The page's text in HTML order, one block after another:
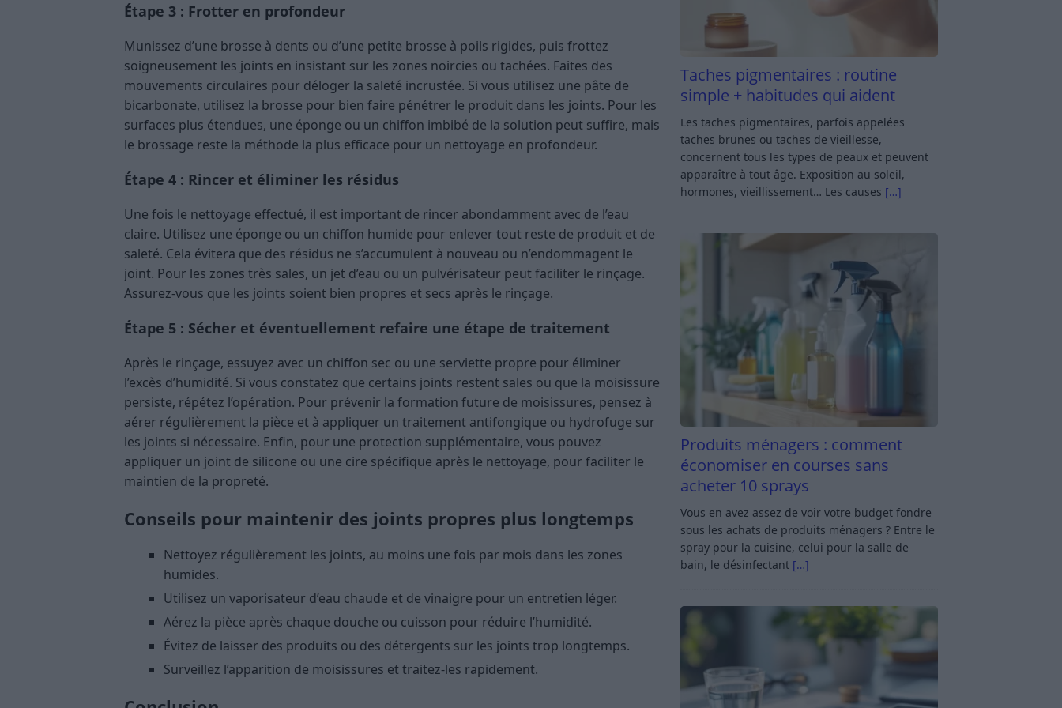
Étape 3 : Frotter en profondeur
Munissez d’une brosse à dents ou d’une petite brosse à poils rigides, puis frottez
soigneusement les joints en insistant sur les zones noircies ou tachées. Faites des
mouvements circulaires pour déloger la saleté incrustée. Si vous utilisez une pâte de
bicarbonate, utilisez la brosse pour bien faire pénétrer le produit dans les joints. Pour les
surfaces plus étendues, une éponge ou un chiffon imbibé de la solution peut suffire, mais
le brossage reste la méthode la plus efficace pour un nettoyage en profondeur.
Étape 4 : Rincer et éliminer les résidus
Une fois le nettoyage effectué, il est important de rincer abondamment avec de l’eau
claire. Utilisez une éponge ou un chiffon humide pour enlever tout reste de produit et de
saleté. Cela évitera que des résidus ne s’accumulent à nouveau ou n’endommagent le
joint. Pour les zones très sales, un jet d’eau ou un pulvérisateur peut faciliter le rinçage.
Assurez-vous que les joints soient bien propres et secs après le rinçage.
Étape 5 : Sécher et éventuellement refaire une étape de traitement
Après le rinçage, essuyez avec un chiffon sec ou une serviette propre pour éliminer
l’excès d’humidité. Si vous constatez que certains joints restent sales ou que la moisissure
persiste, répétez l’opération. Pour prévenir la formation future de moisissures, pensez à
aérer régulièrement la pièce et à appliquer un traitement antifongique ou hydrofuge sur
les joints si nécessaire. Enfin, pour une protection supplémentaire, vous pouvez
appliquer un joint de silicone ou une cire spécifique après le nettoyage, pour faciliter le
maintien de la propreté.
Conseils pour maintenir des joints propres plus longtemps
Nettoyez régulièrement les joints, au moins une fois par mois dans les zones
humides.
Utilisez un vaporisateur d’eau chaude et de vinaigre pour un entretien léger.
Aérez la pièce après chaque douche ou cuisson pour réduire l’humidité.
Évitez de laisser des produits ou des détergents sur les joints trop longtemps.
Surveillez l’apparition de moisissures et traitez-les rapidement.
Taches pigmentaires : routine
simple + habitudes qui aident
Les taches pigmentaires, parfois appelées
taches brunes ou taches de vieillesse,
concernent tous les types de peaux et peuvent
apparaître à tout âge. Exposition au soleil,
hormones, vieillissement… Les causes […]
Produits ménagers : comment
économiser en courses sans
acheter 10 sprays
Vous en avez assez de voir votre budget fondre
sous les achats de produits ménagers ? Entre le
spray pour la cuisine, celui pour la salle de
bain, le désinfectant […]